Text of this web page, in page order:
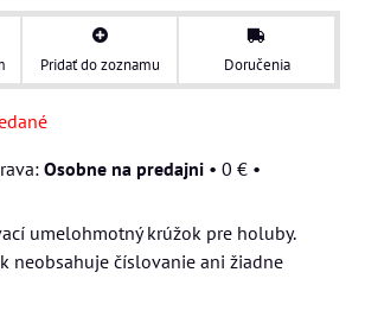
Pridať do zoznamu Doručenia
Osobne na predajni • 0 € •
umelohmotný krúžok pre holuby.
neobsahuje číslovanie ani žiadne